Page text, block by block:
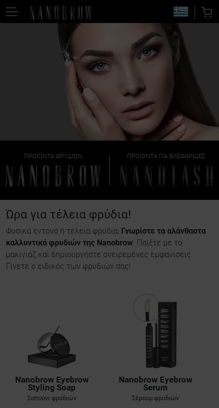
ΠΡΟΪΌΝΤΑ ΦΡΥΔΙΏΝ ΠΡΟΪΌΝΤΑ ΓΙΑ ΒΛΕΦΑΡΊΔΕΣ
Ώρα για τέλεια φρύδια!
Φυσικά έντονα ή τέλεια φρύδια; Γνωρίστε τα αλάνθαστα
καλλυντικά φρυδιών της Nanobrow. Παίξτε με το
μακιγιάζ και δημιουργήστε ονειρεμένες εμφανίσεις.
Γίνετε ο ειδικός των φρυδιών σας!
Nanobrow Eyebrow
Styling Soap
Σαπούνι φρυδιών
Nanobrow Eyebrow
Serum
Σέρουμ φρυδιών